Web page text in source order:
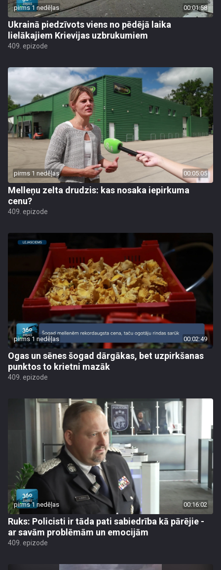
pirms 1 nedēļas 00:01:58
Ukrainā piedzīvots viens no pēdējā laika
lielākajiem Krievijas uzbrukumiem
409. epizode
pirms 1 nedēļas 00:05:05
Melleņu zelta drudzis: kas nosaka iepirkuma
cenu?
409. epizode
pirms 1 nedēļas 00:02:49
Ogas un sēnes šogad dārgākas, bet uzpirkšanas
punktos to krietni mazāk
409. epizode
pirms 1 nedēļas 00:16:02
Ruks: Policisti ir tāda pati sabiedrība kā pārējie -
ar savām problēmām un emocijām
409. epizode